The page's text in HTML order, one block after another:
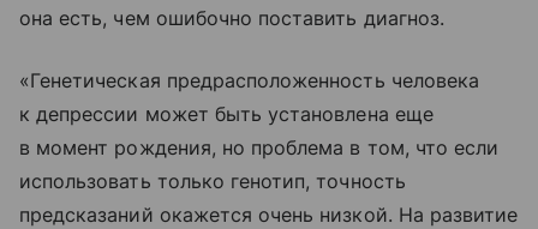
она есть, чем ошибочно поставить диагноз.
«Генетическая предрасположенность человека
к депрессии может быть установлена еще
в момент рождения, но проблема в том, что если
использовать только генотип, точность
предсказаний окажется очень низкой. На развитие